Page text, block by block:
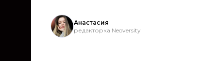
Анастасия
редакторка Neoversity